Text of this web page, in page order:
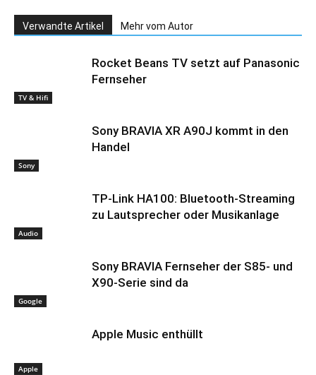
Verwandte Artikel Mehr vom Autor
TV & Hifi
Rocket Beans TV setzt auf Panasonic
Fernseher
Sony
Sony BRAVIA XR A90J kommt in den
Handel
Audio
TP-Link HA100: Bluetooth-Streaming
zu Lautsprecher oder Musikanlage
Google
Sony BRAVIA Fernseher der S85- und
X90-Serie sind da
Apple
Apple Music enthüllt